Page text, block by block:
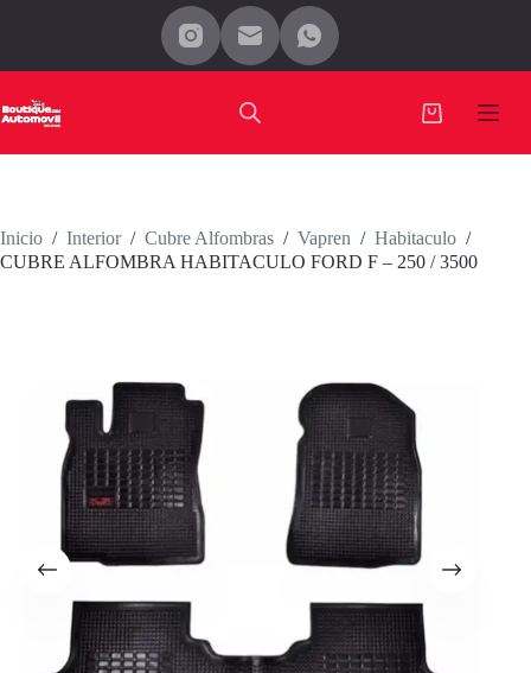
Carro
Inicio / Interior / Cubre Alfombras / Vapren / Habitaculo /
CUBRE ALFOMBRA HABITACULO FORD F – 250 / 3500